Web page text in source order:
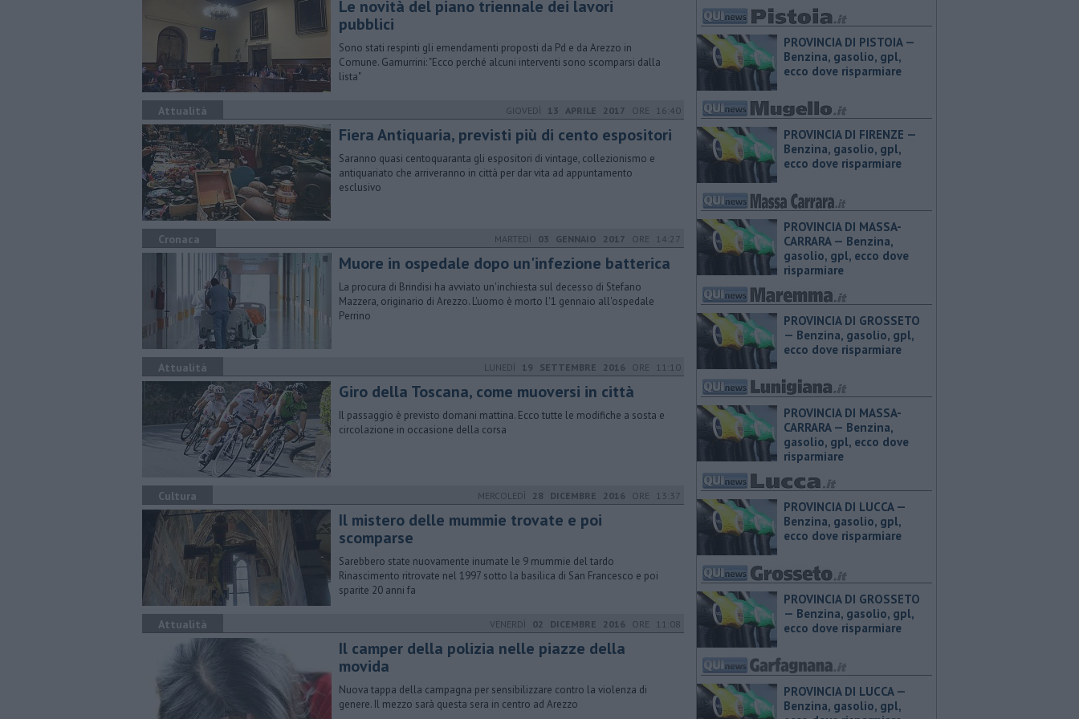
Le novità del piano triennale dei lavori
pubblici
Sono stati respinti gli emendamenti proposti da Pd e da Arezzo in
Comune. Gamurrini: "Ecco perché alcuni interventi sono scomparsi dalla
lista"
Attualità GIOVEDÌ 13 APRILE 2017 ORE 16:40
Fiera Antiquaria, previsti più di cento espositori
Saranno quasi centoquaranta gli espositori di vintage, collezionismo e
antiquariato che arriveranno in città per dar vita ad appuntamento
esclusivo
Cronaca MARTEDÌ 03 GENNAIO 2017 ORE 14:27
Muore in ospedale dopo un'infezione batterica
La procura di Brindisi ha avviato un'inchiesta sul decesso di Stefano
Mazzera, originario di Arezzo. L'uomo è morto l'1 gennaio all'ospedale
Perrino
Attualità LUNEDÌ 19 SETTEMBRE 2016 ORE 11:10
Giro della Toscana, come muoversi in città
Il passaggio è previsto domani mattina. Ecco tutte le modifiche a sosta e
circolazione in occasione della corsa
Cultura MERCOLEDÌ 28 DICEMBRE 2016 ORE 13:37
Il mistero delle mummie trovate e poi
scomparse
Sarebbero state nuovamente inumate le 9 mummie del tardo
Rinascimento ritrovate nel 1997 sotto la basilica di San Francesco e poi
sparite 20 anni fa
Attualità VENERDÌ 02 DICEMBRE 2016 ORE 11:08
Il camper della polizia nelle piazze della
movida
Nuova tappa della campagna per sensibilizzare contro la violenza di
genere. Il mezzo sarà questa sera in centro ad Arezzo
PROVINCIA DI PISTOIA — ​
Benzina, gasolio, gpl,
ecco dove risparmiare
PROVINCIA DI FIRENZE — ​
Benzina, gasolio, gpl,
ecco dove risparmiare
PROVINCIA DI MASSA-
CARRARA — ​Benzina,
gasolio, gpl, ecco dove
risparmiare
PROVINCIA DI GROSSETO
— ​Benzina, gasolio, gpl,
ecco dove risparmiare
PROVINCIA DI MASSA-
CARRARA — ​Benzina,
gasolio, gpl, ecco dove
risparmiare
PROVINCIA DI LUCCA — ​
Benzina, gasolio, gpl,
ecco dove risparmiare
PROVINCIA DI GROSSETO
— ​Benzina, gasolio, gpl,
ecco dove risparmiare
PROVINCIA DI LUCCA — ​
Benzina, gasolio, gpl,